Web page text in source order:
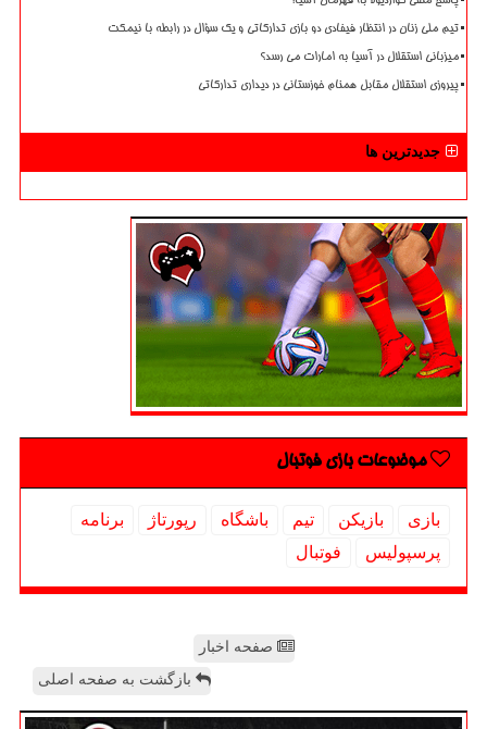
تیم ملی زنان در انتظار فیفادی دو بازی تدارکاتی و یک سؤال در رابطه با نیمکت
میزبانی استقلال در آسیا به امارات می رسد؟
پیروزی استقلال مقابل همنام خوزستانی در دیداری تدارکاتی
جدیدترین ها
موضوعات بازی فوتبال
بازی بازیكن تیم باشگاه رپورتاژ
برنامه
پرسپولیس
فوتبال
صفحه اخبار
بازگشت به صفحه اصلی